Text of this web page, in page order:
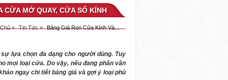
CỬA MỞ QUAY, CỬA SỔ KÍNH
» Tin Tức » Bảng Giá Ron Cửa Kính Và...
lựa chọn đa dạng cho người dùng. Tuy
mọi loại cửa. Do vậy, nếu đang phân vân
ngay chi tiết bảng giá và gợi ý loại phù